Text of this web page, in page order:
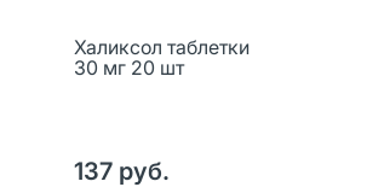
Халиксол таблетки
30 мг 20 шт
137 руб.